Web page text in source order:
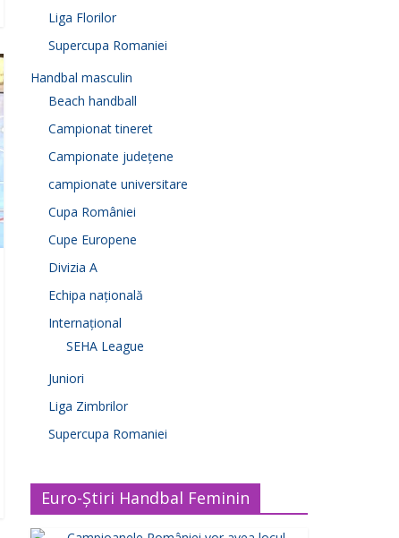
Liga Florilor
Supercupa Romaniei
Handbal masculin
Beach handball
Campionat tineret
Campionate județene
campionate universitare
Cupa României
Cupe Europene
Divizia A
Echipa națională
Internațional
SEHA League
Juniori
Liga Zimbrilor
Supercupa Romaniei
Euro-Știri Handbal Feminin